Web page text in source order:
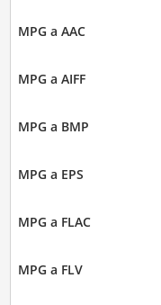
MPG a AAC
MPG a AIFF
MPG a BMP
MPG a EPS
MPG a FLAC
MPG a FLV